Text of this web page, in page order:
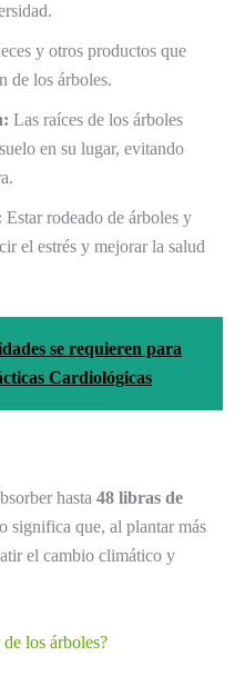
y otros productos que
de los árboles.
Las raíces de los árboles
en su lugar, evitando
Estar rodeado de árboles y
el estrés y mejorar la salud
se requieren para
Cardiológicas
hasta 48 libras de
significa que, al plantar más
el cambio climático y
los árboles?